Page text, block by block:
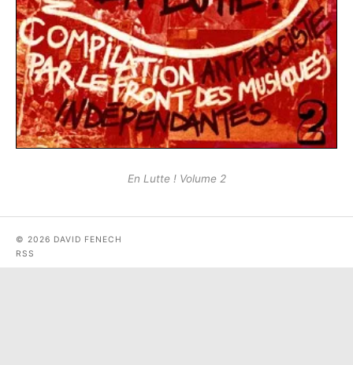
En Lutte ! Volume 2
© 2026 DAVID FENECH
RSS